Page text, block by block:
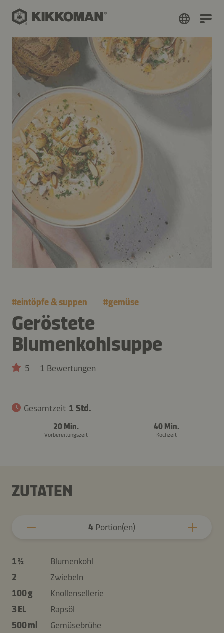
#eintöpfe & suppen #gemüse
Geröstete
Blumenkohlsuppe
5 1 Bewertungen
Gesamtzeit 1 Std.
20 Min.
Vorbereitungszeit
40 Min.
Kochzeit
ZUTATEN
4 Portion(en)
1 ½
Blumenkohl
2
Zwiebeln
100 g
Knollensellerie
3 EL
Rapsöl
500 ml
Gemüsebrühe